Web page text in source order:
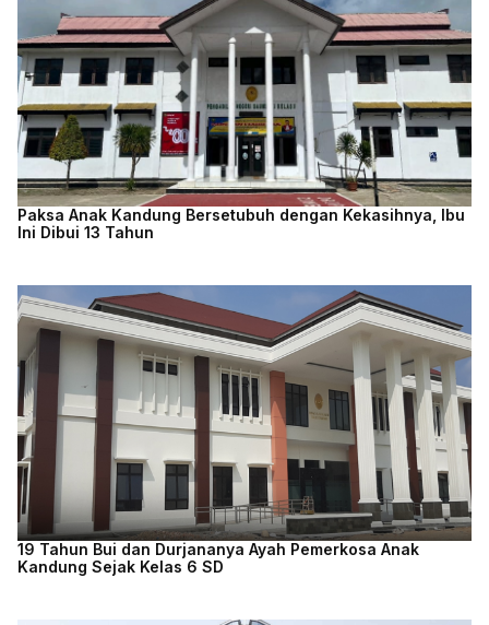
Paksa Anak Kandung Bersetubuh dengan Kekasihnya, Ibu
Ini Dibui 13 Tahun
19 Tahun Bui dan Durjananya Ayah Pemerkosa Anak
Kandung Sejak Kelas 6 SD